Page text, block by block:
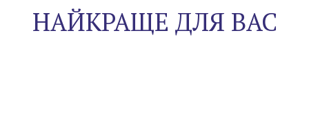
НАЙКРАЩЕ ДЛЯ ВАС